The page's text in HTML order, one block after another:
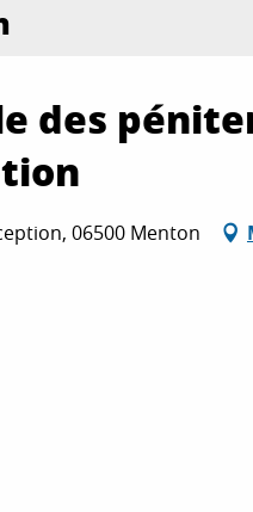
des
06500 Menton